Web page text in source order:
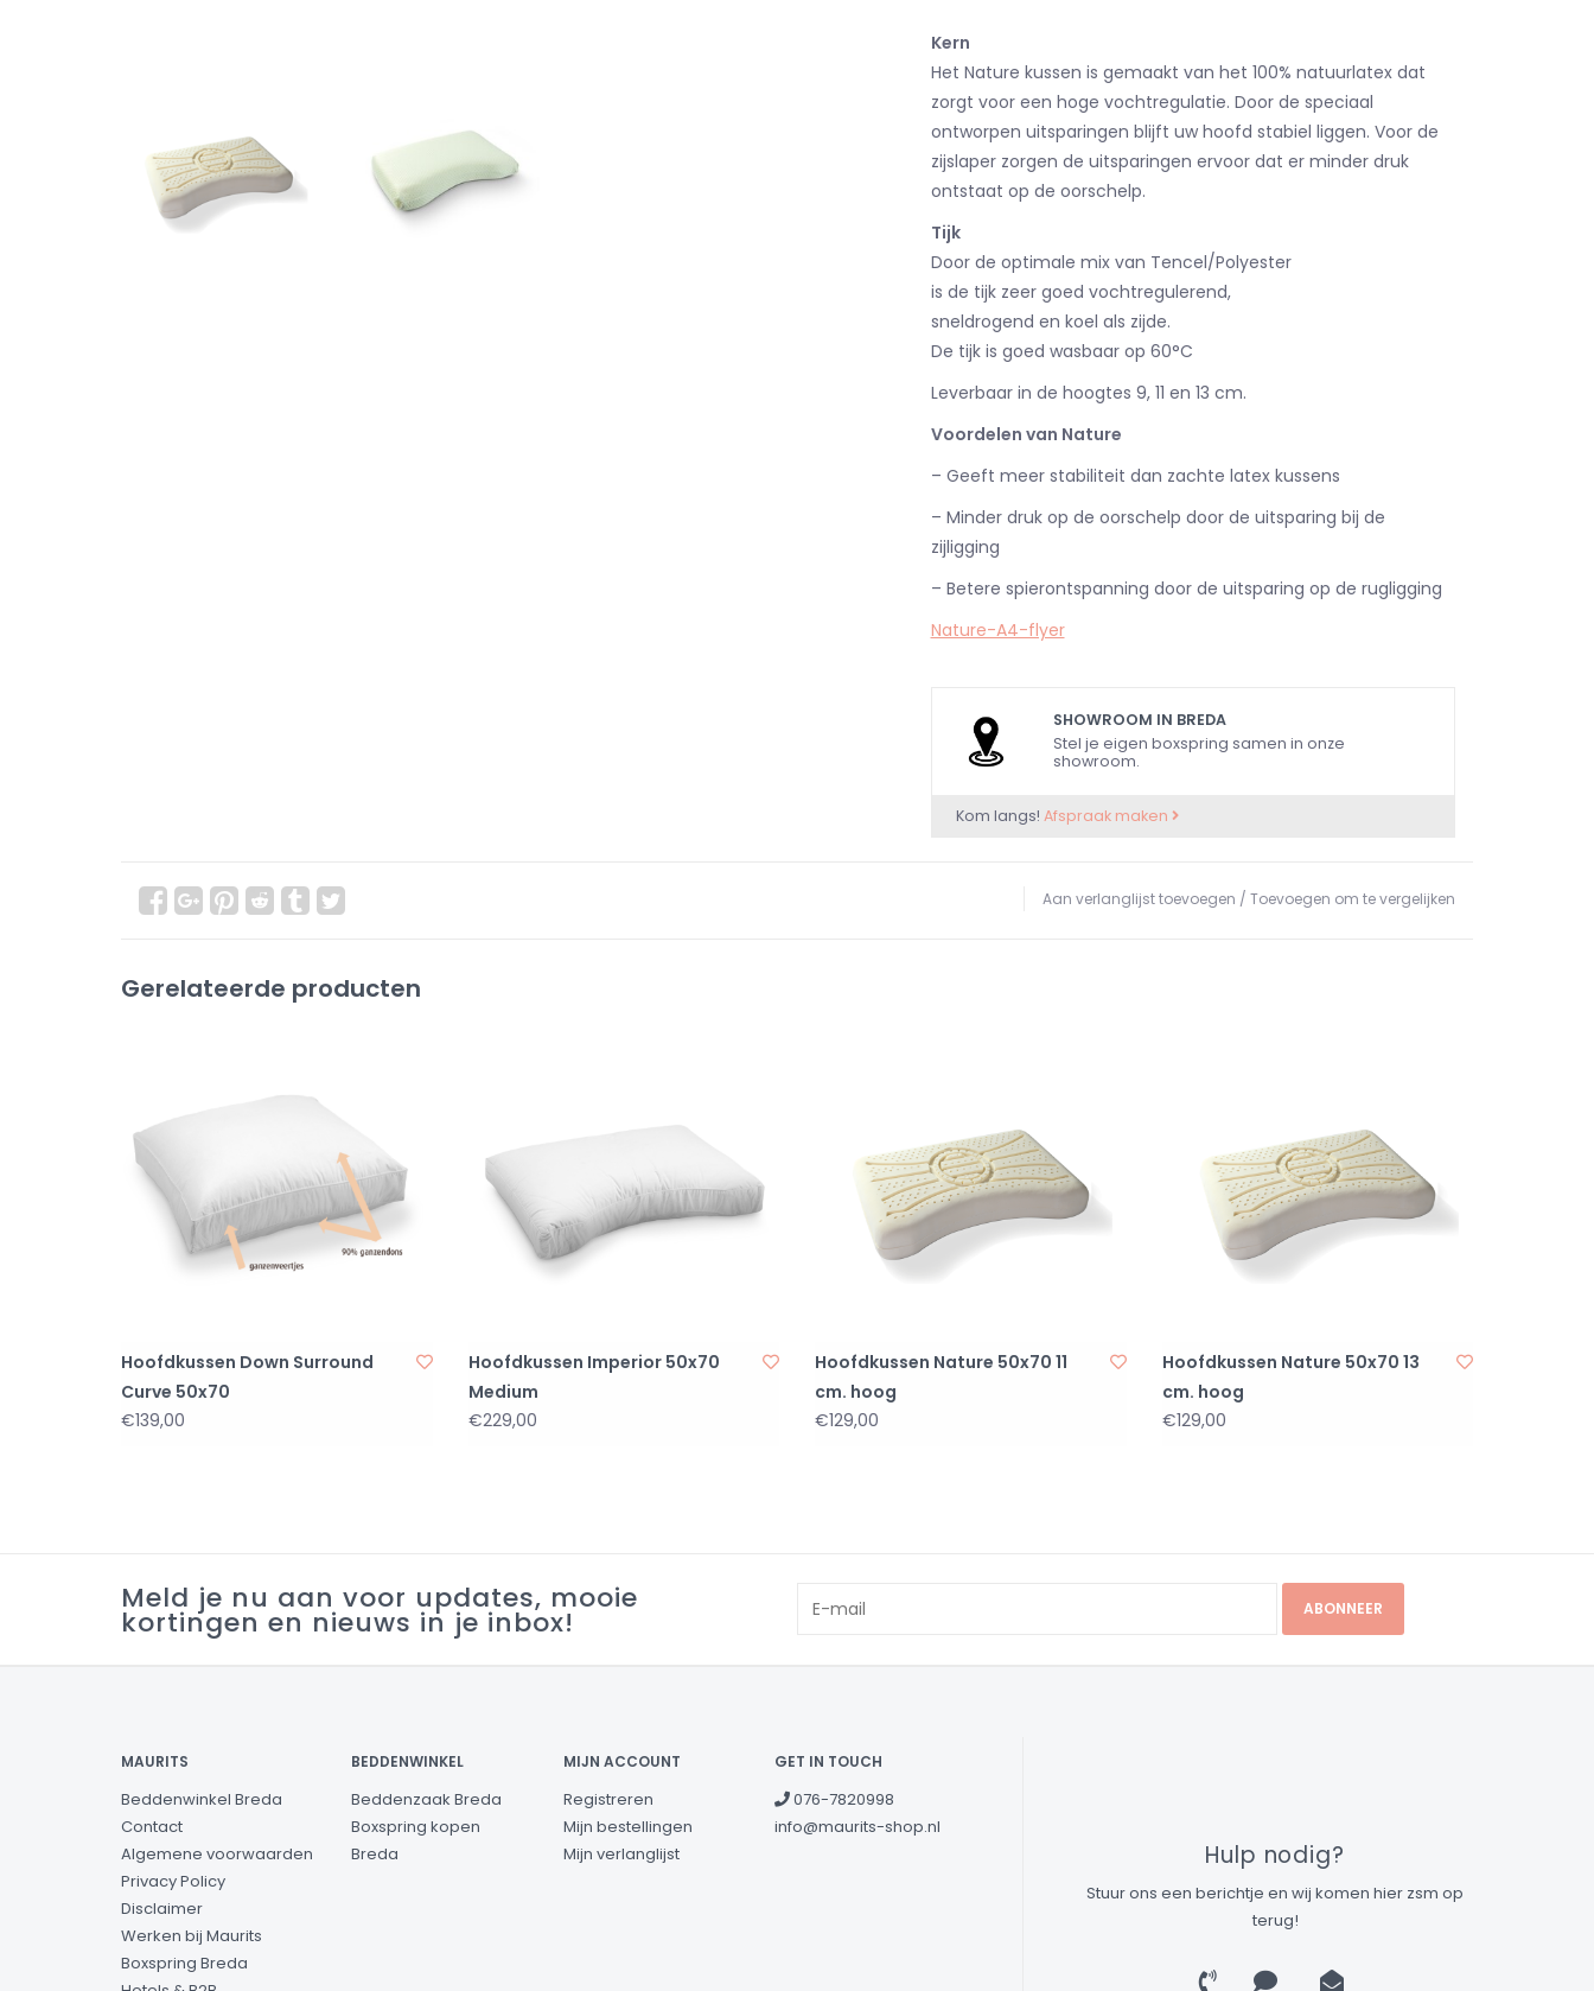
Kern
Het Nature kussen is gemaakt van het 100% natuurlatex dat
zorgt voor een hoge vochtregulatie. Door de speciaal
ontworpen uitsparingen blijft uw hoofd stabiel liggen. Voor de
zijslaper zorgen de uitsparingen ervoor dat er minder druk
ontstaat op de oorschelp.
Tijk
Door de optimale mix van Tencel/Polyester
is de tijk zeer goed vochtregulerend,
sneldrogend en koel als zijde.
De tijk is goed wasbaar op 60°C
Leverbaar in de hoogtes 9, 11 en 13 cm.
Voordelen van Nature
– Geeft meer stabiliteit dan zachte latex kussens
– Minder druk op de oorschelp door de uitsparing bij de
zijligging
– Betere spierontspanning door de uitsparing op de rugligging
Nature-A4-flyer
SHOWROOM IN BREDA
Stel je eigen boxspring samen in onze
showroom.
Kom langs! Afspraak maken
Aan verlanglijst toevoegen / Toevoegen om te vergelijken
Gerelateerde producten
Hoofdkussen Down Surround
Curve 50x70
€139,00
Hoofdkussen Imperior 50x70
Medium
€229,00
Hoofdkussen Nature 50x70 11
cm. hoog
€129,00
Hoofdkussen Nature 50x70 13
cm. hoog
€129,00
Meld je nu aan voor updates, mooie
kortingen en nieuws in je inbox! ABONNEER
MAURITS
Beddenwinkel Breda
Contact
Algemene voorwaarden
Privacy Policy
Disclaimer
Werken bij Maurits
Boxspring Breda
BEDDENWINKEL
Beddenzaak Breda
Boxspring kopen
Breda
MIJN ACCOUNT
Registreren
Mijn bestellingen
Mijn verlanglijst
GET IN TOUCH
076-7820998
info@maurits-shop.nl
Hulp nodig?
Stuur ons een berichtje en wij komen hier zsm op
terug!